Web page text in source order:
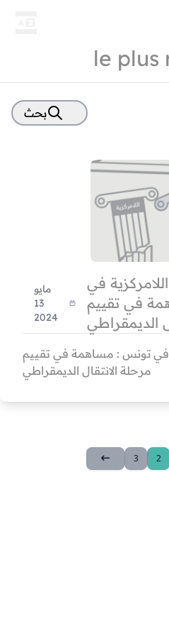
le plus
بحث
في
في تقييم
الديمقراطي
مايو
13
2024
في تونس : مساهمة في تقييم
مرحلة الانتقال الديمقراطي
2
3